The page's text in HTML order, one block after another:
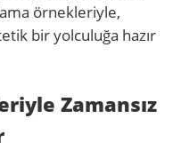
örnekleriyle,
bir yolculuğa hazır
Zamansız